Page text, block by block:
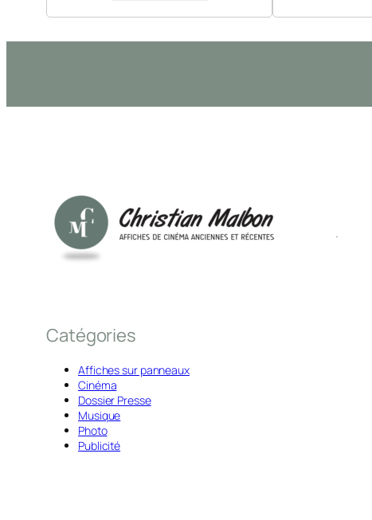
Catégories
Affiches sur panneaux
Cinéma
Dossier Presse
Musique
Photo
Publicité